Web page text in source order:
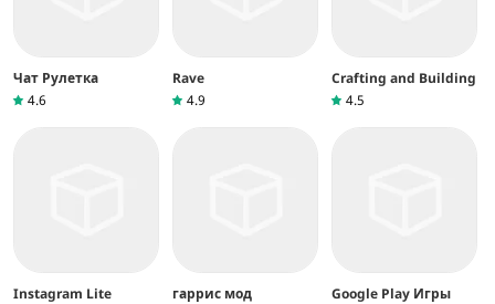
Чат Рулетка
4.6
Rave
4.9
Crafting and Building
4.5
Instagram Lite
гаррис мод
Google Play Игры